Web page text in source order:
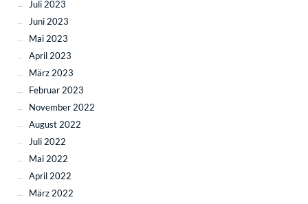
Juli 2023
Juni 2023
Mai 2023
April 2023
März 2023
Februar 2023
November 2022
August 2022
Juli 2022
Mai 2022
April 2022
März 2022